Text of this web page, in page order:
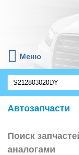
Меню
Автозапчасти
Поиск
аналогами